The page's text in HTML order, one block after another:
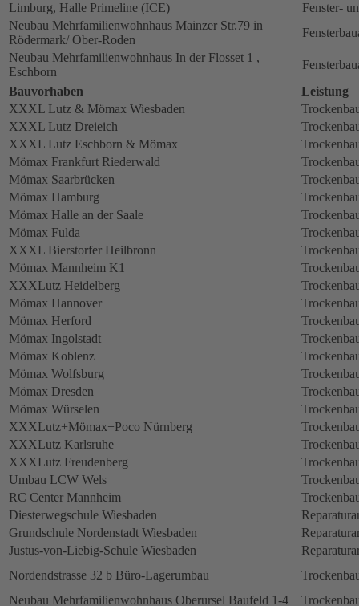
Limburg, Halle Primeline (ICE)
Fenster-
Neubau Mehrfamilienwohnhaus Mainzer Str.79 in
Rödermark/ Ober-Roden
Neubau Mehrfamilienwohnhaus In der Flosset 1 ,
Eschborn
Bauvorhaben
Leistung
XXXL Lutz & Mömax Wiesbaden
XXXL Lutz Dreieich
XXXL Lutz Eschborn & Mömax
Mömax Frankfurt Riederwald
Mömax Saarbrücken
Mömax Hamburg
Mömax Halle an der Saale
Mömax Fulda
XXXL Bierstorfer Heilbronn
Mömax Mannheim K1
XXXLutz Heidelberg
Mömax Hannover
Mömax Herford
Mömax Ingolstadt
Mömax Koblenz
Mömax Wolfsburg
Mömax Dresden
Mömax Würselen
XXXLutz+Mömax+Poco Nürnberg
XXXLutz Karlsruhe
XXXLutz Freudenberg
Umbau LCW Wels
RC Center Mannheim
Diesterwegschule Wiesbaden
Grundschule Nordenstadt Wiesbaden
Justus-von-Liebig-Schule Wiesbaden
Nordendstrasse 32 b Büro-Lagerumbau
Neubau Mehrfamilienwohnhaus Oberursel Baufeld 1-4